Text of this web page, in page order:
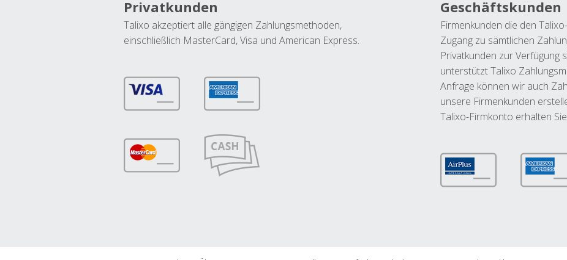
Privatkunden
Talixo akzeptiert alle gängigen Zahlungsmethoden,
einschließlich MasterCard, Visa und American Express.
Geschäftskunden
Firmenkunden die den
Zugang zu sämtlichen
Privatkunden zur Verfügung
unterstützt Talixo
Anfrage können wir auch
unsere Firmenkunden
Talixo-Firmkonto erhalten Sie